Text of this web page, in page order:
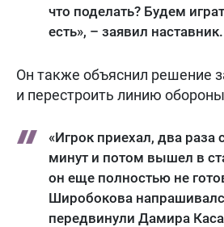
что поделать? Будем
есть», – заявил наставник.
Он также объяснил решение
и перестроить линию
«Игрок приехал, два раза
минут и потом вышел в
он еще полностью не
Широбокова
передвинули Дамира